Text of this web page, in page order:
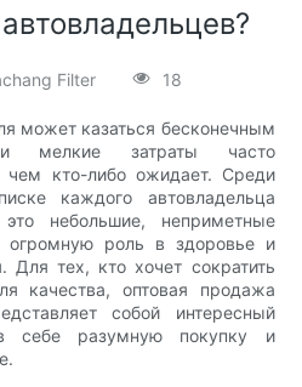
Filter 18
может казаться бесконечным
мелкие затраты часто
чем кто-либо ожидает. Среди
каждого автовладельца
небольшие, неприметные
огромную роль в здоровье и
Для тех, кто хочет сократить
качества, оптовая продажа
собой интересный
себе разумную покупку и